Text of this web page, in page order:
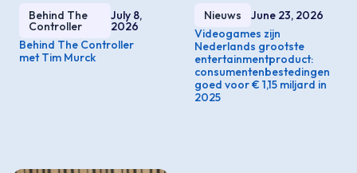
Behind The
Controller
July 8,
2026
Behind The Controller
met Tim Murck
Nieuws
June 23, 2026
Videogames zijn
Nederlands grootste
entertainmentproduct:
consumentenbestedingen
goed voor € 1,15 miljard in
2025